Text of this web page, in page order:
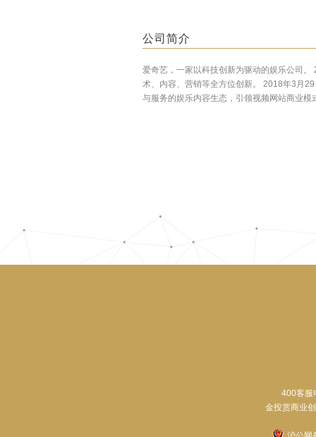
公司简介
爱奇艺，一家以科技创新为驱动的娱乐公司
术、内容、营销等全方位创新。 2018年3月
与服务的娱乐内容生态，引领视频网站商业模
400客服
金投赏商业